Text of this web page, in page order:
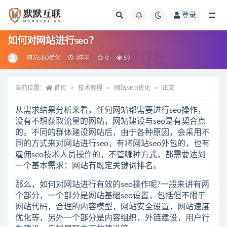
登录
如何对网站进行seo？
网站SEO优化 3年前 0 59
当前位置： 首页 技术教程 网站SEO优化 正文
从需求结果分析来看，任何网站都需要进行seo操作，
没有不想获取流量的网站，网站建设与seo是有契合点
的。不同的群体建设网站后，由于各种原因，会采用不
同的方式来对网站进行seo，有将网站seo外包的，也有
雇佣seo技术人员操作的，不管哪种方式，都需要达到
一个基本需求：网站有既定关键词排名。
那么，如何对网站进行有效的seo操作呢?一般来讲有两
个部分，一个部分是网站基础seo设置，包括但不限于
网站代码，合理的内容模型，网站安全设置，网站速度
优化等，另外一个部分是内容组织，外链建设，用户行